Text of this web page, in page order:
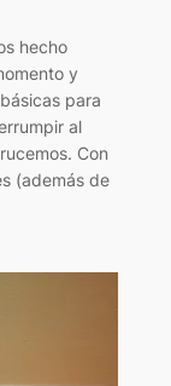
hecho
y
para
al
Con
(además de